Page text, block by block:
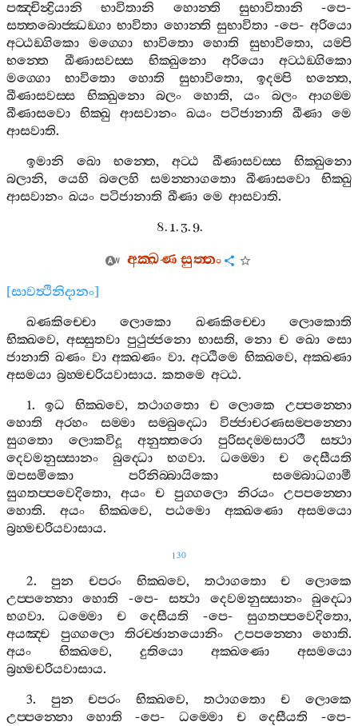
පඤ‍්චින්‍ද්‍රියානි
භාවිතානි හොන‍්ති සුභාවිතානි -පෙ-
සත‍්තබොජ‍්ඣඞ‍්ගා භාවිතා හොන‍්ති සුභාවිතා -පෙ-අරියො
අට‍්ඨඞ‍්ගිකො
මග‍්ගො භාවිතො හොති සුභාවිතො,යම‍්පි
භන‍්තෙ
ඛීණාසවස‍්ස භික‍්ඛුනො අරියො
අට‍්ඨඞ‍්ගිකො
මග‍්ගො
භාවිතො හොති සුභාවිතො,ඉදම‍්පි භන‍්තෙ,
ඛීණාසවස‍්ස
භික‍්ඛුනො බලං හොති, යං බලං
ආගම‍්ම
ඛීණාසවො
භික‍්ඛු ආසවානං ඛයං පටිජානාති ඛීණා
මෙ
ආසවාති.
ඉමානි
ඛො භන‍්තෙ,අට‍්ඨ ඛීණාසවස‍්ස
භික‍්ඛුනො
බලානි, යෙහි බලෙහි සමන‍්නාගතො ඛීණාසවො
භික‍්ඛු
ආසවානං ඛයං පටිජානාති ඛීණා මෙ ආසවාති.
8. 1. 3. 9.
අක‍්ඛණසුත‍්තං
[සාවත්‍ථිනිදානං]
ඛණකිච‍්චො
ලොකො ඛණකිච‍්චො
ලොකොති
භික‍්ඛවෙ, අස‍්සුතවා පුථුජ‍්ජනො භාසති,නො ච ඛො සො
ජානාති ඛණං වා අක‍්ඛණං වා.අට‍්ඨිමෙ භික‍්ඛවෙ,අක‍්ඛණා
අසමයා බ්‍රහ‍්මචරියවාසාය. කතමෙ අට‍්ඨ.
1.ඉධ භික‍්ඛවෙ,තථාගතො ච ලොකෙ
උප‍්පන‍්නො
හොති
අරහං සම‍්මා සම‍්බුද‍්ධො
විජ‍්ජාචරණසම‍්පන‍්නො
සුගතො
ලොකවිදූ අනුත‍්තරො පුරිසදම‍්මසාරථී
සත්‍ථා
දෙවමනුස‍්සානං
බුද‍්ධො භගවා. ධම‍්මො ච
දෙසීයති
ඔපසමිකො
පරිනිබ‍්බායිකො
සම‍්බොධගාමී
සුගතප‍්පවෙදිතො, අයං ච පුග‍්ගලො නිරයං
උපපන‍්නො
හොති. අයං භික‍්ඛවෙ,පඨමො අක‍්ඛණො
අසමයො
බ්‍රහ‍්මචරියවාසාය.
130
2.පුන චපරං භික‍්ඛවෙ, තථාගතො ච
ලොකෙ
උප‍්පන‍්නො
හොති -පෙ-සත්‍ථා දෙවමනුස‍්සානං
බුද‍්ධො
භගවා.ධම‍්මො ච දෙසීයති -පෙ-සුගතප‍්පවෙදිතො,
අයඤ‍්ච
පුග‍්ගලො තිරච‍්ඡානයොනිං උපපන‍්නො හොති.
අයං
භික‍්ඛවෙ, දුතියො අක‍්ඛණො
අසමයො
බ්‍රහ‍්මචරියවාසාය.
3. පුන චපරං භික‍්ඛවෙ,තථාගතො ච
ලොකෙ
උප‍්පන‍්නො
හොති -පෙ-ධම‍්මො ච දෙසීයති -පෙ-